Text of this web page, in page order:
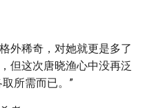
外稀奇，对她就更是多了
但这次唐晓渔心中没再泛
所需而已。”